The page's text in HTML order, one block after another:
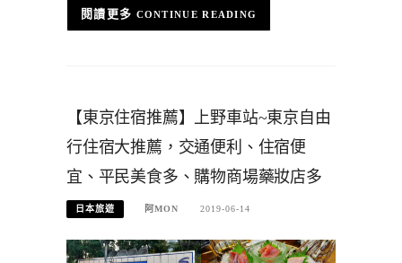
CONTINUE READING
【東京住宿推薦】上野車站~東京自由
行住宿大推薦，交通便利、住宿便
宜、平民美食多、購物商場藥妝店多
日本旅遊 阿MON 2019-06-14